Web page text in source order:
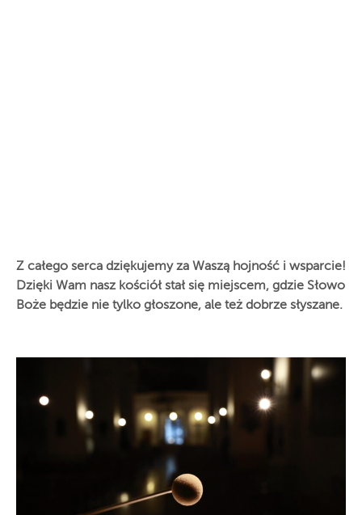
Z całego serca dziękujemy za Waszą hojność i wsparcie!
Dzięki Wam nasz kościół stał się miejscem, gdzie Słowo
Boże będzie nie tylko głoszone, ale też dobrze słyszane.